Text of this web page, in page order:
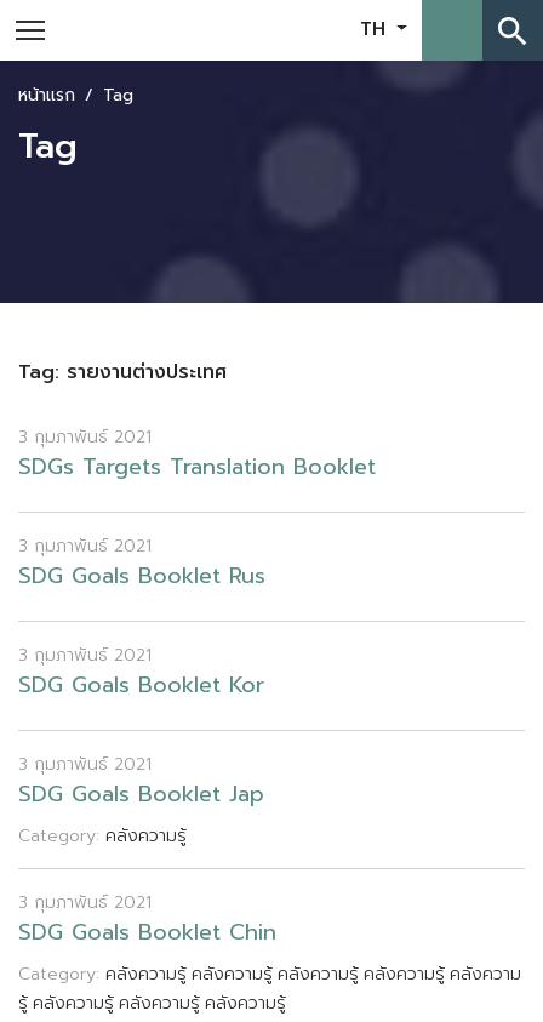
TH search
หน้าแรก Tag
Tag
Tag: รายงานต่างประเทศ
3 กุมภาพันธ์ 2021
SDGs Targets Translation Booklet
3 กุมภาพันธ์ 2021
SDG Goals Booklet Rus
3 กุมภาพันธ์ 2021
SDG Goals Booklet Kor
3 กุมภาพันธ์ 2021
SDG Goals Booklet Jap
Category: คลังความรู้
3 กุมภาพันธ์ 2021
SDG Goals Booklet Chin
Category: คลังความรู้คลังความรู้คลังความรู้คลังความรู้คลังความ
รู้คลังความรู้คลังความรู้คลังความรู้